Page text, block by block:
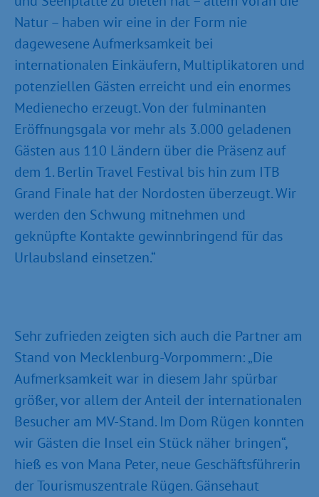
Natur – haben wir eine in der Form nie
dagewesene Aufmerksamkeit bei
internationalen Einkäufern, Multiplikatoren und
potenziellen Gästen erreicht und ein enormes
Medienecho erzeugt. Von der fulminanten
Eröffnungsgala vor mehr als 3.000 geladenen
Gästen aus 110 Ländern über die Präsenz auf
dem 1. Berlin Travel Festival bis hin zum ITB
Grand Finale hat der Nordosten überzeugt. Wir
werden den Schwung mitnehmen und
geknüpfte Kontakte gewinnbringend für das
Urlaubsland einsetzen.“
Sehr zufrieden zeigten sich auch die Partner am
Stand von Mecklenburg-Vorpommern: „Die
Aufmerksamkeit war in diesem Jahr spürbar
größer, vor allem der Anteil der internationalen
Besucher am MV-Stand. Im Dom Rügen konnten
wir Gästen die Insel ein Stück näher bringen“,
hieß es von Mana Peter, neue Geschäftsführerin
der Tourismuszentrale Rügen. Gänsehaut